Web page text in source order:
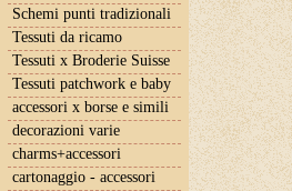
Schemi punti tradizionali
Tessuti da ricamo
Tessuti x Broderie Suisse
Tessuti patchwork e baby
accessori x borse e simili
decorazioni varie
charms+accessori
cartonaggio - accessori